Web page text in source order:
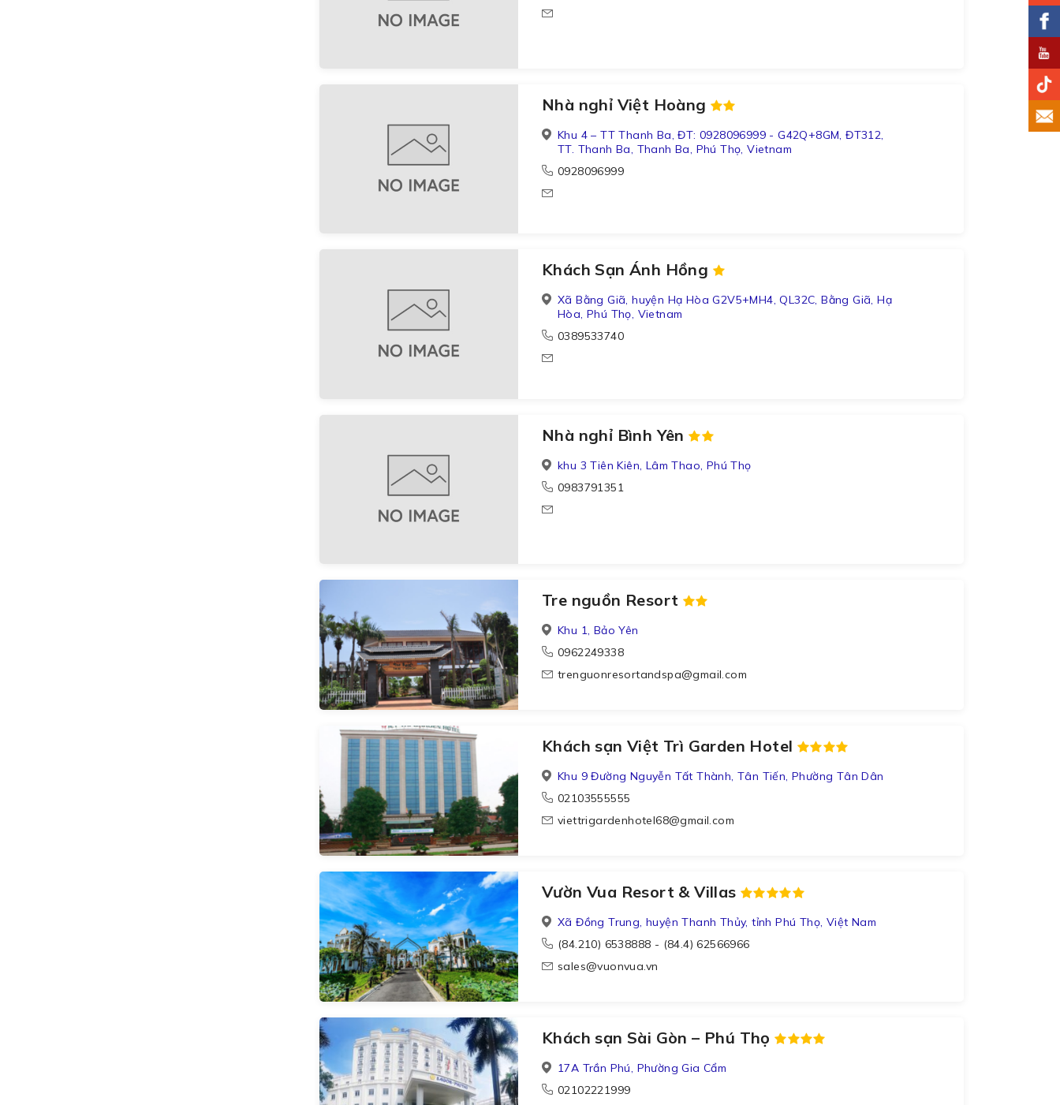
Nhà nghỉ Việt Hoàng
Khu 4 – TT Thanh Ba, ĐT: 0928096999 - G42Q+8GM, ĐT312,
TT. Thanh Ba, Thanh Ba, Phú Thọ, Vietnam
0928096999
Khách Sạn Ánh Hồng
Xã Bằng Giã, huyện Hạ Hòa G2V5+MH4, QL32C, Bằng Giã, Hạ
Hòa, Phú Thọ, Vietnam
0389533740
Nhà nghỉ Bình Yên
khu 3 Tiên Kiên, Lâm Thao, Phú Thọ
0983791351
Tre nguồn Resort
Khu 1, Bảo Yên
0962249338
trenguonresortandspa@gmail.com
Khách sạn Việt Trì Garden Hotel
Khu 9 Đường Nguyễn Tất Thành, Tân Tiến, Phường Tân Dân
02103555555
viettrigardenhotel68@gmail.com
Vườn Vua Resort & Villas
Xã Đồng Trung, huyện Thanh Thủy, tỉnh Phú Thọ, Việt Nam
(84.210) 6538888 - (84.4) 62566966
sales@vuonvua.vn
Khách sạn Sài Gòn – Phú Thọ
17A Trần Phú, Phường Gia Cẩm
02102221999